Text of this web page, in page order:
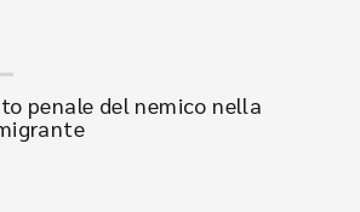
penale del nemico nella